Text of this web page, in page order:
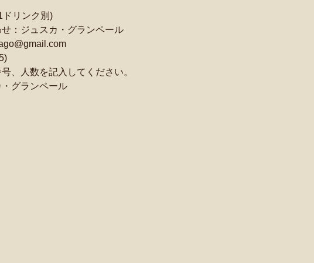
リンク別)
：ジュスカ・グランペール
、人数を記入してください。
グランペール